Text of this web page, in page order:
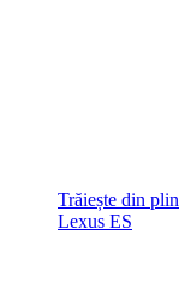
Trăiește din plin
Lexus ES